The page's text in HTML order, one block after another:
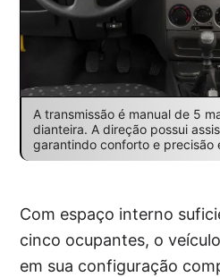
A transmissão é manual de 5
dianteira. A direção possui
garantindo conforto e precisão
Com espaço interno
cinco ocupantes, o
em sua configuração